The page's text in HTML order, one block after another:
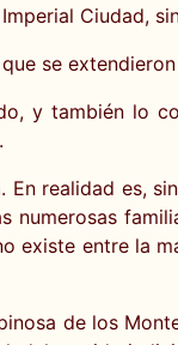
Ciudad,
se
y también lo
realidad es,
entre la
de los